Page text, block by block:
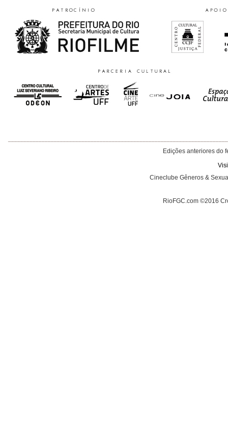
Edições anteriores do
Cineclube Gêneros &
RioFGC.com ©2016